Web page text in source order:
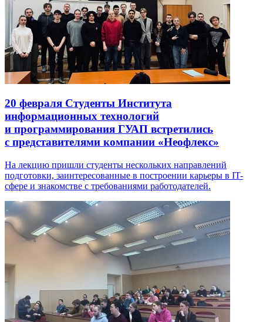
20 февраля Студенты Института
информационных технологий
и программирования ГУАП встретились
с представителями компании «Неофлекс»
На лекцию пришли студенты нескольких направлений
подготовки, заинтересованные в построении карьеры в IT-
сфере и знакомстве с требованиями работодателей.